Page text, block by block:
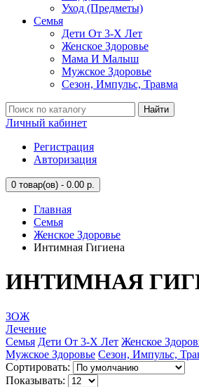
Уход (Предметы)
Семья
Дети От 3-Х Лет
Женское Здоровье
Мама И Малыш
Мужское Здоровье
Сезон, Импульс, Травма
Найти
Личный кабинет
Регистрация
Авторизация
0 товар(ов) - 0.00 р.
Главная
Семья
Женское Здоровье
Интимная Гигиена
ИНТИМНАЯ
ЗОЖ
Лечение
Семья Дети От 3-Х Лет Женское
Мужское Здоровье Сезон, Импульс,
Сортировать:
Показывать: